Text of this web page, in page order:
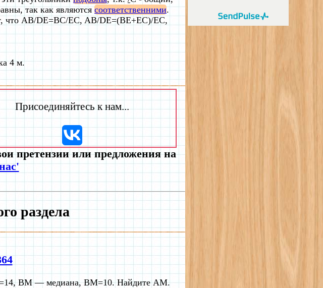
так как являютсясоответственними.
что AB/DE=BC/EC, AB/DE=(BE+EC)/EC,
4 м.
Присоединяйтесь к нам...
претензии или предложения на
раздела
BM — медиана, BM=10. Найдите AM.